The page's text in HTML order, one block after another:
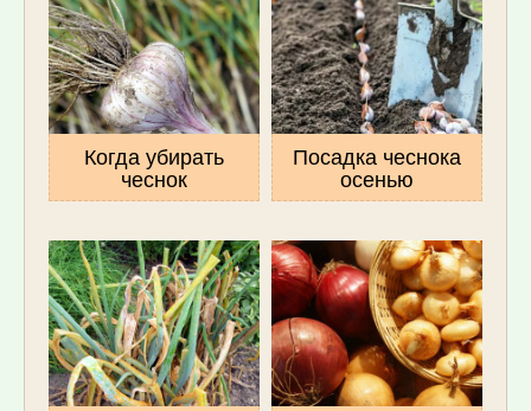
Когда убирать
чеснок
Посадка чеснока
осенью